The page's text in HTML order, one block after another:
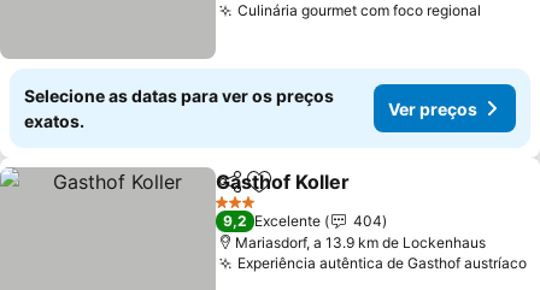
Culinária gourmet com foco regional
Selecione as datas para ver os preços
exatos.
Ver preços
PartilharAdicionar aos favoritos
Gasthof Koller
3 Estrelas
9,2 Excelente
404
Mariasdorf, a 13.9 km de Lockenhaus
Experiência autêntica de Gasthof austríaco